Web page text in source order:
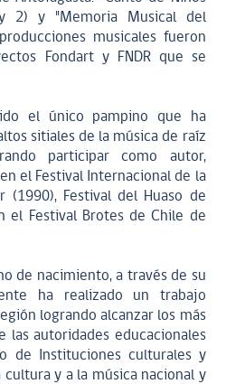
2) y "Memoria Musical del
musicales fueron
Fondart y FNDR que se
el único pampino que ha
sitiales de la música de raíz
participar como autor,
el Festival Internacional de la
(1990), Festival del Huaso de
el Festival Brotes de Chile de
de nacimiento, a través de su
ha realizado un trabajo
logrando alcanzar los más
las autoridades educacionales
de Instituciones culturales y
cultura y a la música nacional y